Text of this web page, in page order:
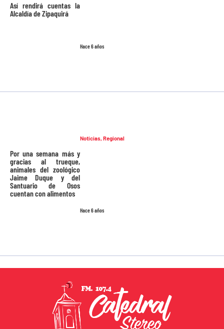
Hace 6 años
Así rendirá cuentas la
Alcaldía de Zipaquirá
Noticias,Regional
Hace 6 años
Por una semana más y
gracias al trueque,
animales del zoológico
Jaime Duque y del
Santuario de Osos
cuentan con alimentos